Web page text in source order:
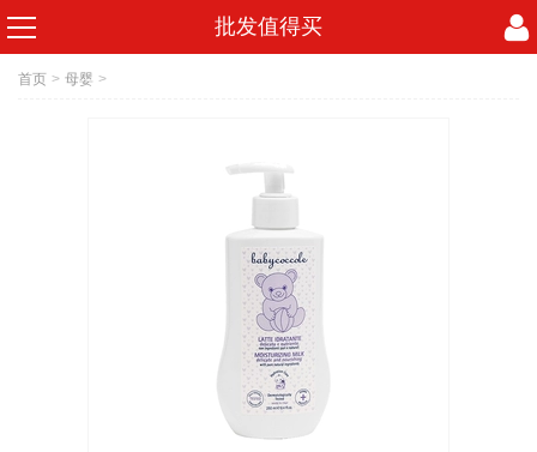
批发值得买
首页 > 母婴 >